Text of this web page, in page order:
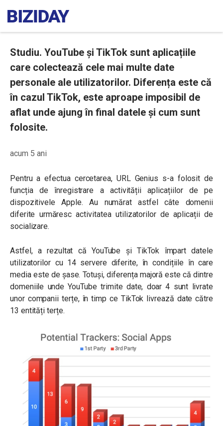
Studiu. YouTube și TikTok sunt aplicațiile
care colectează cele mai multe date
personale ale utilizatorilor. Diferența este că
în cazul TikTok, este aproape imposibil de
aflat unde ajung în final datele și cum sunt
folosite.
acum 5 ani
Pentru a efectua cercetarea, URL Genius s-a folosit de
funcția de înregistrare a activității aplicațiilor de pe
dispozitivele Apple. Au numărat astfel câte domenii
diferite urmăresc activitatea utilizatorilor de aplicații de
socializare.
Astfel, a rezultat că YouTube și TikTok împart datele
utilizatorilor cu 14 servere diferite, în condițiile în care
media este de șase. Totuși, diferența majoră este că dintre
domeniile unde YouTube trimite date, doar 4 sunt livrate
unor companii terțe, în timp ce TikTok livrează date către
13 entități terțe.